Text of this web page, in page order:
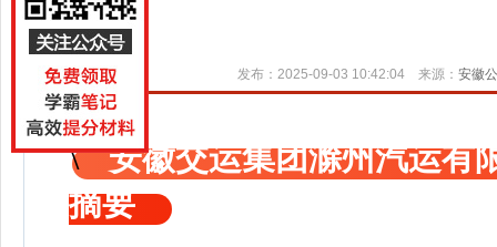
发布：2025-09-03 10:42:04 来源： 安徽
安徽交运集团滁州汽运有
摘要